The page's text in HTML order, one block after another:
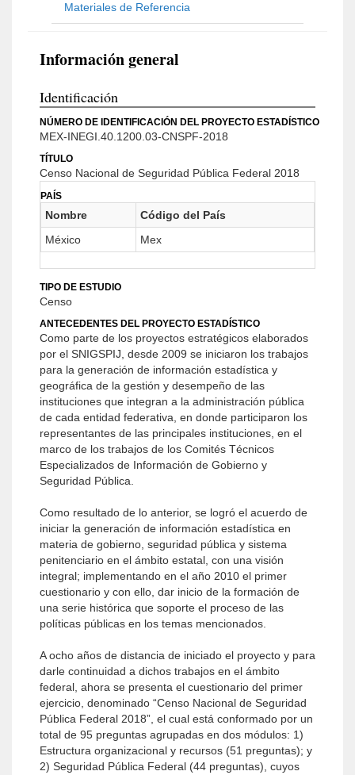
Materiales de Referencia
Información general
Identificación
NÚMERO DE IDENTIFICACIÓN DEL PROYECTO ESTADÍSTICO
MEX-INEGI.40.1200.03-CNSPF-2018
TÍTULO
Censo Nacional de Seguridad Pública Federal 2018
PAÍS
Nombre
Código del País
México
Mex
TIPO DE ESTUDIO
Censo
ANTECEDENTES DEL PROYECTO ESTADÍSTICO
Como parte de los proyectos estratégicos elaborados
por el SNIGSPIJ, desde 2009 se iniciaron los trabajos
para la generación de información estadística y
geográfica de la gestión y desempeño de las
instituciones que integran a la administración pública
de cada entidad federativa, en donde participaron los
representantes de las principales instituciones, en el
marco de los trabajos de los Comités Técnicos
Especializados de Información de Gobierno y
Seguridad Pública.
Como resultado de lo anterior, se logró el acuerdo de
iniciar la generación de información estadística en
materia de gobierno, seguridad pública y sistema
penitenciario en el ámbito estatal, con una visión
integral; implementando en el año 2010 el primer
cuestionario y con ello, dar inicio de la formación de
una serie histórica que soporte el proceso de las
políticas públicas en los temas mencionados.
A ocho años de distancia de iniciado el proyecto y para
darle continuidad a dichos trabajos en el ámbito
federal, ahora se presenta el cuestionario del primer
ejercicio, denominado “Censo Nacional de Seguridad
Pública Federal 2018”, el cual está conformado por un
total de 95 preguntas agrupadas en dos módulos: 1)
Estructura organizacional y recursos (51 preguntas); y
2) Seguridad Pública Federal (44 preguntas), cuyos